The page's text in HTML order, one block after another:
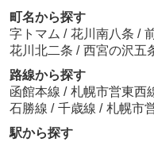
町名から探す
字トマム / 花川南八条 /
花川北二条 / 西宮の沢五
路線から探す
函館本線 / 札幌市営東西
石勝線 / 千歳線 / 札幌市
駅から探す